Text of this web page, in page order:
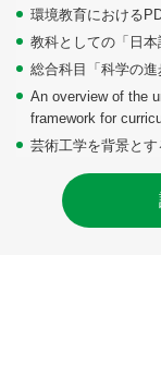
環境教育における
教科としての「日
総合科目「科学の
An overview of the
framework for
芸術工学を背景と